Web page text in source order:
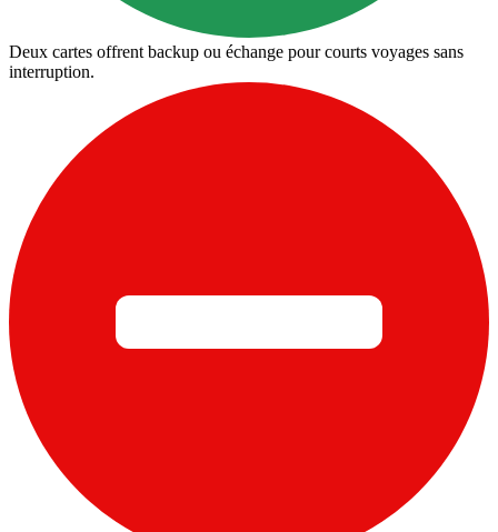
Deux cartes offrent backup ou échange pour courts voyages sans
interruption.